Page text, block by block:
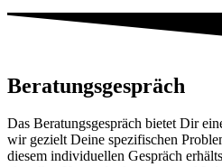
Beratungsgespräch
Das Beratungsgespräch bietet Dir
wir gezielt Deine spezifischen
diesem individuellen Gespräch